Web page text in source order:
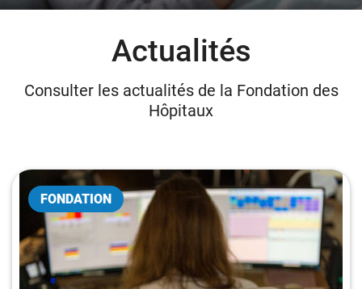
Actualités
Consulter les actualités de la Fondation des
Hôpitaux
FONDATION